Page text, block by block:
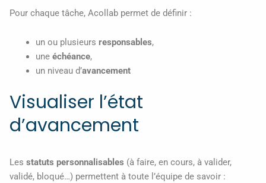
Pour chaque tâche, Acollab permet de définir :
un ou plusieurs responsables,
une échéance,
un niveau d’avancement
Visualiser l’état
d’avancement
Les statuts personnalisables (à faire, en cours, à valider,
validé, bloqué…) permettent à toute l’équipe de savoir :